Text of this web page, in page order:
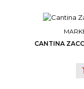
CANTINA